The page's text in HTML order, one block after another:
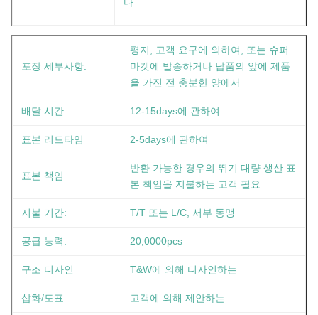
포장 세부사항:
평지, 고객 요구에 의하여, 또는 슈퍼
마켓에 발송하거나 납품의 앞에 제품
을 가진 전 충분한 양에서
배달 시간: 12-15days에 관하여
표본 리드타임 2-5days에 관하여
표본 책임
반환 가능한 경우의 뛰기 대량 생산 표
본 책임을 지불하는 고객 필요
지불 기간: T/T 또는 L/C, 서부 동맹
공급 능력: 20,0000pcs
구조 디자인 T&W에 의해 디자인하는
삽화/도표 고객에 의해 제안하는